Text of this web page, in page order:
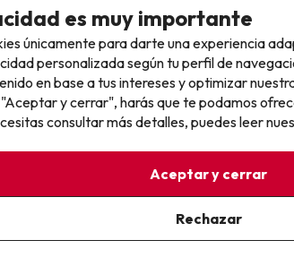
Ver todos los chollos
sin complicaciones
y cancelaciones con total
Paga a
Fracciona
Reserva
es muy importante
únicamente para darte una experiencia
personalizada según tu perfil de
en base a tus intereses y optimizar
y cerrar", harás que te podamos
consultar más detalles, puedes leer
Aceptar y cerrar
Rechazar